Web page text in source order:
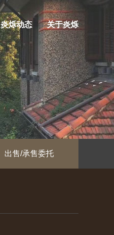
炎烁动态 关于炎烁
出售/承售委托